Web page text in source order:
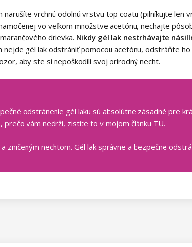
vrchnú odolnú vrstvu top coatu (pilníkujte len
vo veľkom množstve acetónu, nechajte
drievka. Nikdy gél lak nestrhávajte
nejde gél lak odstrániť pomocou acetónu, odstráňte
aby ste si nepoškodili svoj prírodný necht.
odstránenie gél laku sú absolútne zásadné pre
prečo vám nedrží, zistíte to v mojom článku TU.
zničeným nechtom. Gél lak správne a bezpečne